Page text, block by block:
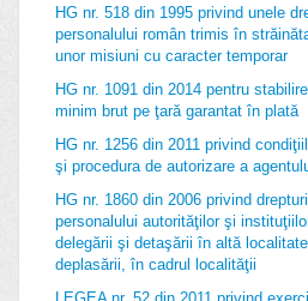
HG nr. 518 din 1995 privind unele
personalului român trimis în
unor misiuni cu caracter temporar
HG nr. 1091 din 2014 pentru
minim brut pe ţară garantat în plată
HG nr. 1256 din 2011 privind
şi procedura de autorizare a
HG nr. 1860 din 2006 privind
personalului autorităţilor şi
delegării şi detaşării în altă
deplasării, în cadrul localităţii